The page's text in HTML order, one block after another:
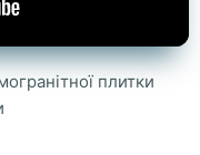
плитки